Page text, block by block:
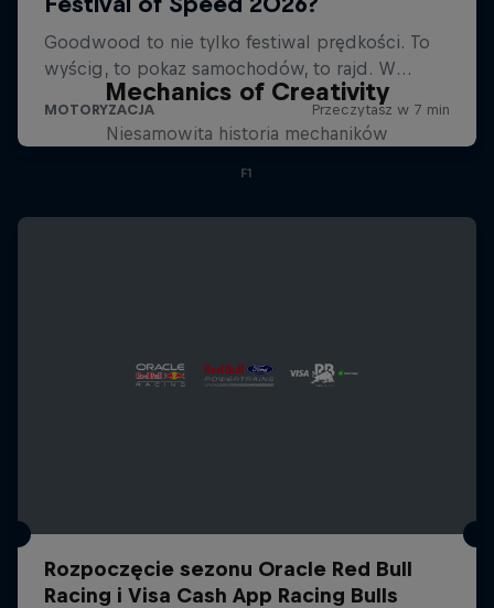
Mechanics of Creativity
Niesamowita historia mechaników
F1
Rozpoczęcie sezonu Oracle Red Bull
Racing i Visa Cash App Racing Bulls